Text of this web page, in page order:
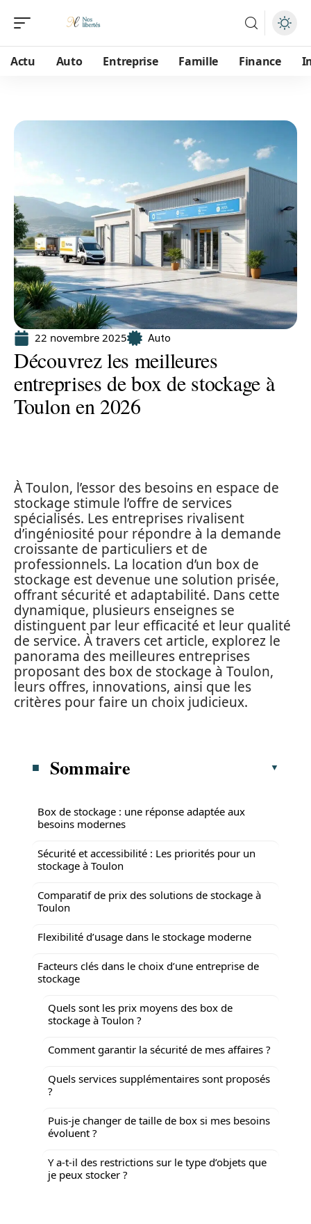
Actu Auto Entreprise Famille Finance
22 novembre 2025 Auto
Découvrez les meilleures
entreprises de box de stockage à
Toulon en 2026
À Toulon, l’essor des besoins en espace de
stockage stimule l’offre de services
spécialisés. Les entreprises rivalisent
d’ingéniosité pour répondre à la demande
croissante de particuliers et de
professionnels. La location d’un box de
stockage est devenue une solution prisée,
offrant sécurité et adaptabilité. Dans cette
dynamique, plusieurs enseignes se
distinguent par leur efficacité et leur qualité
de service. À travers cet article, explorez le
panorama des meilleures entreprises
proposant des box de stockage à Toulon,
leurs offres, innovations, ainsi que les
critères pour faire un choix judicieux.
Sommaire
Box de stockage : une réponse adaptée aux
besoins modernes
Sécurité et accessibilité : Les priorités pour un
stockage à Toulon
Comparatif de prix des solutions de stockage à
Toulon
Flexibilité d’usage dans le stockage moderne
Facteurs clés dans le choix d’une entreprise de
stockage
Quels sont les prix moyens des box de
stockage à Toulon ?
Comment garantir la sécurité de mes affaires ?
Quels services supplémentaires sont proposés
?
Puis-je changer de taille de box si mes besoins
évoluent ?
Y a-t-il des restrictions sur le type d’objets que
je peux stocker ?